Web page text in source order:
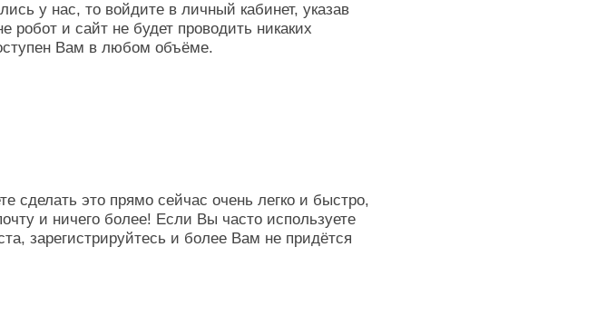
у нас, то войдите в личный кабинет, указав
и сайт не будет проводить никаких
Вам в любом объёме.
сделать это прямо сейчас очень легко и быстро,
и ничего более! Если Вы часто используете
зарегистрируйтесь и более Вам не придётся